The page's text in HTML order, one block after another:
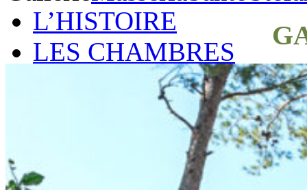
L’HISTOIRE
LES CHAMBRES
GOLD SUITE
GREEN SUITE
BLUE JUNIOR
RED JUNIOR